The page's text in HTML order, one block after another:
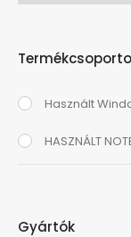
Használt
HASZNÁLT
Gyártók